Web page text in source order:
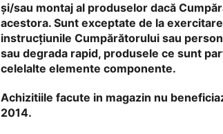
și/sau montaj al produselor dacă
acestora. Sunt exceptate de la
instrucțiunile Cumpărătorului sau
sau degrada rapid, produsele ce sunt
celelalte elemente componente.
Achizitiile facute in magazin nu
2014.